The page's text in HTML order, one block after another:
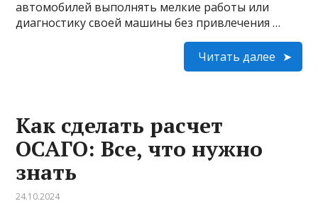
автомобилей выполнять мелкие работы или
диагностику своей машины без привлечения …
Читать далее
Как сделать расчет
ОСАГО: Все, что нужно
знать
24.10.2024